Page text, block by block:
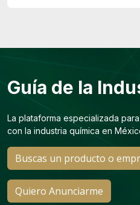
Guía de la
La plataforma especializada
con la industria química en
Buscas un producto o
Quiero Anunciarme